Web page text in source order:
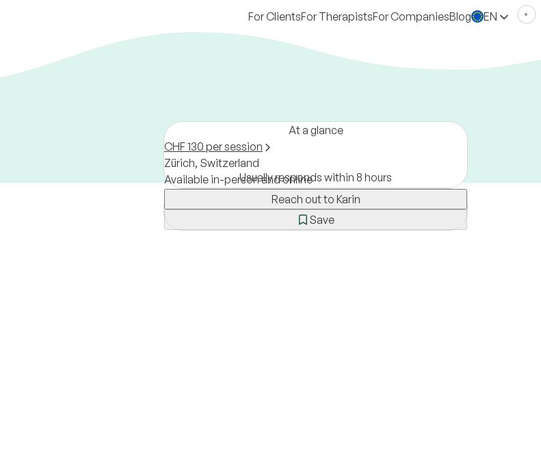
For ClientsFor TherapistsFor CompaniesBlog EN
At a glance
CHF 130 per session
Zürich, Switzerland
Available in-person and online
Reach out to Karin
Save
Usually responds within 8 hours